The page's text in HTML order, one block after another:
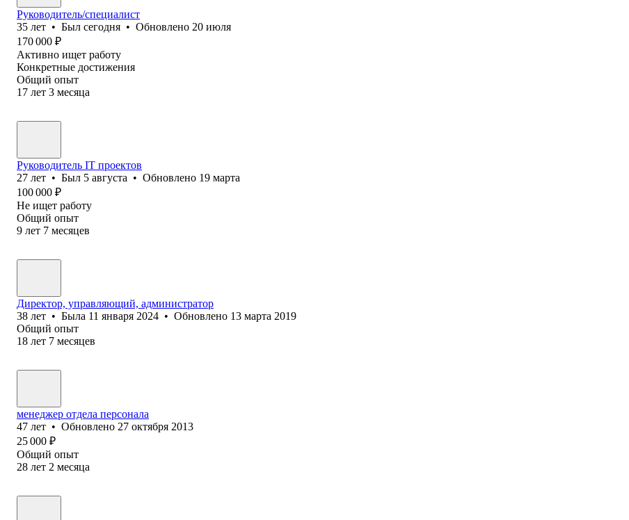
Руководитель/специалист
35 лет • Был сегодня • Обновлено 20 июля
170 000 ₽
Активно ищет работу
Конкретные достижения
Общий опыт
17 лет 3 месяца
Руководитель IT проектов
27 лет • Был 5 августа • Обновлено 19 марта
100 000 ₽
Не ищет работу
Общий опыт
9 лет 7 месяцев
Директор, управляющий, администратор
38 лет • Была 11 января 2024 • Обновлено 13 марта 2019
Общий опыт
18 лет 7 месяцев
менеджер отдела персонала
47 лет • Обновлено 27 октября 2013
25 000 ₽
Общий опыт
28 лет 2 месяца